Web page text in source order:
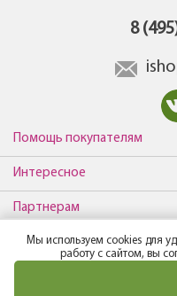
8
Помощь покупателям
Интересное
Партнерам
О компании
Мы используем cookies для
работу с сайтом, вы